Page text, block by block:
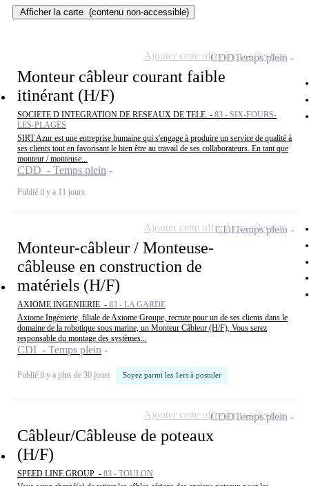
Afficher la carte (contenu non-accessible)
Monteur câbleur courant faible
itinérant (H/F)
SOCIETE D INTEGRATION DE RESEAUX DE TELE - 83 - SIX-FOURS-
LES-PLAGES
SIRT Azur est une entreprise humaine qui s'engage à produire un service de qualité à
ses clients tout en favorisant le bien être au travail de ses collaborateurs. En tant que
monteur / monteuse...
CDD - Temps plein
Publié il y a 11 jours
CDDTemps plein
Ajouter cette offre à ma sélection
Monteur-câbleur / Monteuse-
câbleuse en construction de
matériels (H/F)
AXIOME INGENIERIE - 83 - LA GARDE
Axiome Ingénierie, filiale de Axiome Groupe, recrute pour un de ses clients dans le
domaine de la robotique sous marine, un Monteur Câbleur (H/F), Vous serez
responsable du montage des systèmes...
CDI - Temps plein
Publié il y a plus de 30 jours Soyez parmi les 1ers à postuler
CDITemps plein
Ajouter cette offre à ma sélection
Câbleur/Câbleuse de poteaux
(H/F)
SPEED LINE GROUP - 83 - TOULON
CDDTemps plein
Ajouter cette offre à ma sélection